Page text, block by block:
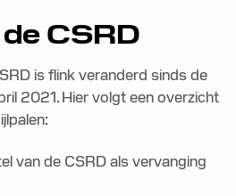
CSRD
is flink veranderd sinds de
2021. Hier volgt een overzicht
van de CSRD als vervanging